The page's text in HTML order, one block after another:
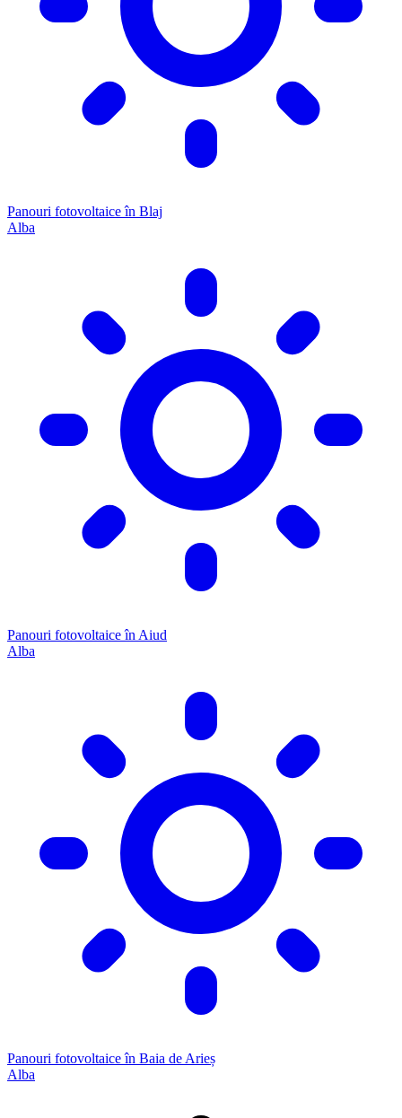
Panouri fotovoltaice în Blaj
Alba
Panouri fotovoltaice în Aiud
Alba
Panouri fotovoltaice în Baia de Arieș
Alba